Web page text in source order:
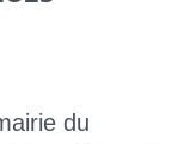
du